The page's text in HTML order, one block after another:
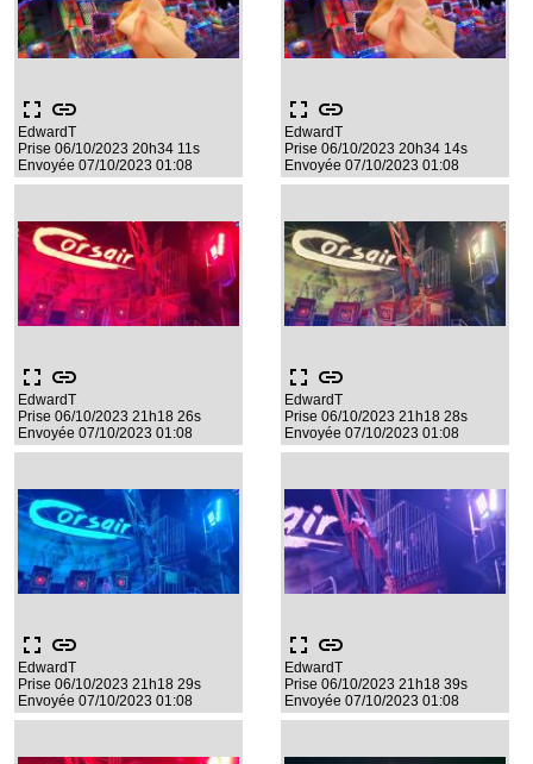
fullscreen link
EdwardT
Prise 06/10/2023 20h34 11s
Envoyée 07/10/2023 01:08
fullscreen link
EdwardT
Prise 06/10/2023 20h34 14s
Envoyée 07/10/2023 01:08
fullscreen link
EdwardT
Prise 06/10/2023 21h18 26s
Envoyée 07/10/2023 01:08
fullscreen link
EdwardT
Prise 06/10/2023 21h18 28s
Envoyée 07/10/2023 01:08
fullscreen link
EdwardT
Prise 06/10/2023 21h18 29s
Envoyée 07/10/2023 01:08
fullscreen link
EdwardT
Prise 06/10/2023 21h18 39s
Envoyée 07/10/2023 01:08